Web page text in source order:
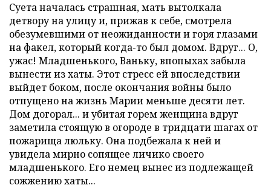
Суета началась страшная, мать вытолкала
детвору на улицу и, прижав к себе, смотрела
обезумевшими от неожиданности и горя глазами
на факел, который когда-то был домом. Вдруг... О,
ужас! Младшенького, Ваньку, впопыхах забыла
вынести из хаты. Этот стресс ей впоследствии
выйдет боком, после окончания войны было
отпущено на жизнь Марии меньше десяти лет.
Дом догорал... и убитая горем женщина вдруг
заметила стоящую в огороде в тридцати шагах от
пожарища люльку. Она подбежала к ней и
увидела мирно сопящее личико своего
младшенького. Его немец вынес из подлежащей
сожжению хаты...